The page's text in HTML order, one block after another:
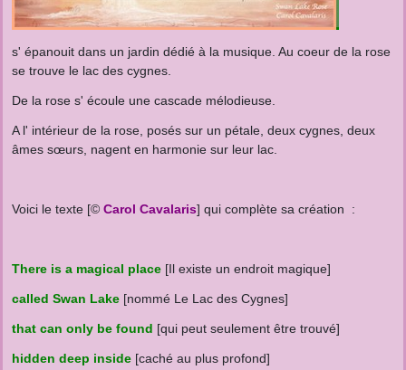
s' épanouit dans un jardin dédié à la musique. Au coeur de la rose
se trouve le lac des cygnes.
De la rose s' écoule une cascade mélodieuse.
A l' intérieur de la rose, posés sur un pétale, deux cygnes, deux
âmes sœurs, nagent en harmonie sur leur lac.
Voici le texte [© Carol Cavalaris] qui complète sa création :
There is a magical place [Il existe un endroit magique]
called Swan Lake [nommé Le Lac des Cygnes]
that can only be found [qui peut seulement être trouvé]
hidden deep inside [caché au plus profond]